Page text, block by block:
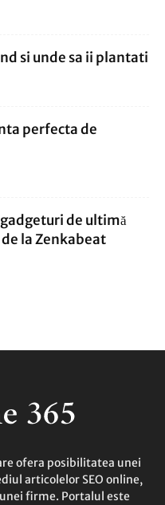
si unde sa ii plantati
perfecta de
de ultimă
la Zenkabeat
ofera posibilitatea unei
articolelor SEO online,
firme. Portalul este